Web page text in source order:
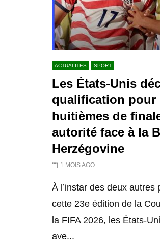
ACTUALITES SPORT
Les États-Unis
qualification pour
huitièmes de
autorité face à la
Herzégovine
1 MOIS AGO
À l’instar des deux autres
cette 23e édition de la
la FIFA 2026, les États-
ave...